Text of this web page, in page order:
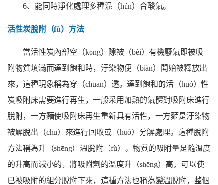
6、能同時淨化處理多種混（hún）合酸氣。
活性炭脫附（fù）方法
當活性炭內部空（kōng）隙被（bèi）有機廢氣即被吸
附物質填滿而達到飽和時，汙染物便（biàn）開始被釋放出
來，這種現象稱為穿（chuān）透。達到飽和的活（huó）性
炭吸附床需要進行再生，一般采用加熱的氣體對吸附床進行
脫附，一方麵使吸附床再生重新具有活性，一方麵是汙染物
被解脫出（chū）來進行回收或（huò）分解處理。這種脫附
方法稱為升（shēng）溫脫附（fù）。物質的吸附量是隨溫度
的升高而減小的，將吸附劑的溫度升（shēng）高，可以使
已被吸附的組分脫附下來，這種方法也稱為變溫脫附，整個